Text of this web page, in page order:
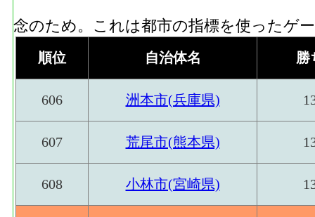
念のため。これは都市の指標を使ったゲ
順位 自治体名 勝
606 洲本市(兵庫県)
607 荒尾市(熊本県)
608 小林市(宮崎県)